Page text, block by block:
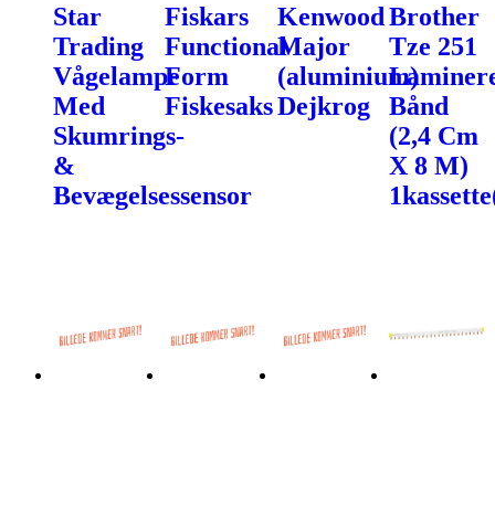
Star
Trading
Vågelampe
Med
Skumrings-
&
Bevægelsessensor
Fiskars
Functional
Form
Fiskesaks
Kenwood
Major
(aluminium)
Dejkrog
Brother
Tze 251
Bånd
(2,4 Cm
X 8 M)